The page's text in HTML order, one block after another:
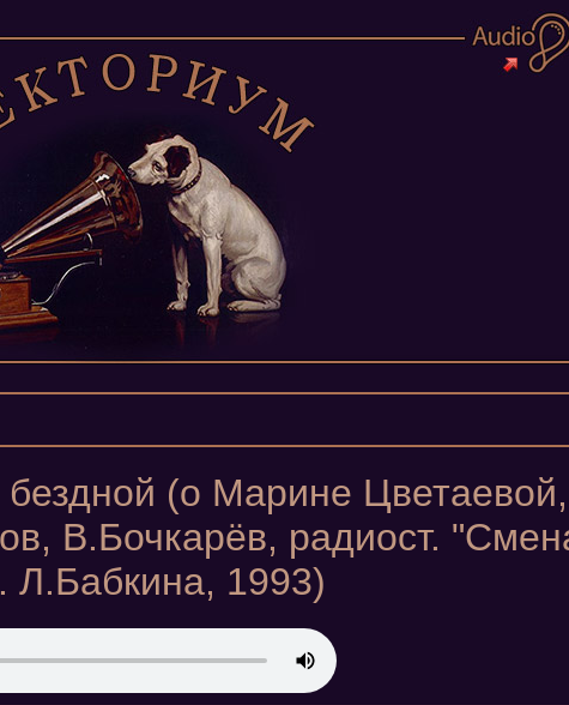
(о Марине
В.Бочкарёв, радиост.
Л.Бабкина, 1993)